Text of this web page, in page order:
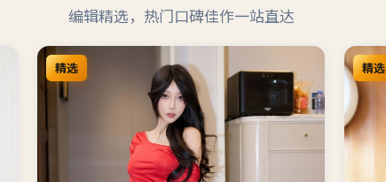
编辑精选，热门口碑佳作一站直达
精选 精选